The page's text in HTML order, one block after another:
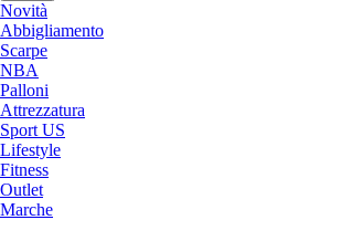
Novità
Abbigliamento
Scarpe
NBA
Palloni
Attrezzatura
Sport US
Lifestyle
Fitness
Outlet
Marche